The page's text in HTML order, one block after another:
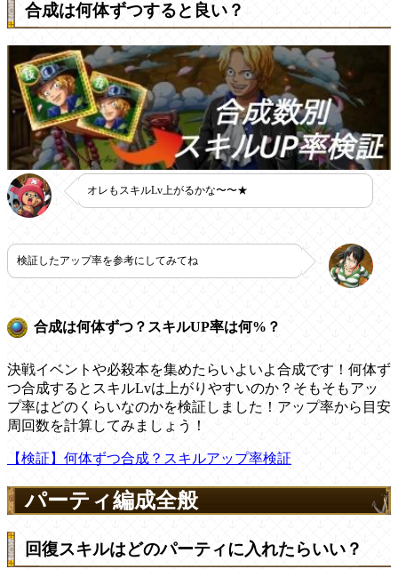
合成は何体ずつすると良い？
オレもスキルLv上がるかな〜〜★
検証したアップ率を参考にしてみてね
合成は何体ずつ？スキルUP率は何%？
決戦イベントや必殺本を集めたらいよいよ合成です！何体ず
つ合成するとスキルLvは上がりやすいのか？そもそもアッ
プ率はどのくらいなのかを検証しました！アップ率から目安
周回数を計算してみましょう！
【検証】何体ずつ合成？スキルアップ率検証
パーティ編成全般
回復スキルはどのパーティに入れたらいい？